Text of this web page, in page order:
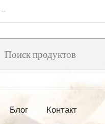
Блог Контакт